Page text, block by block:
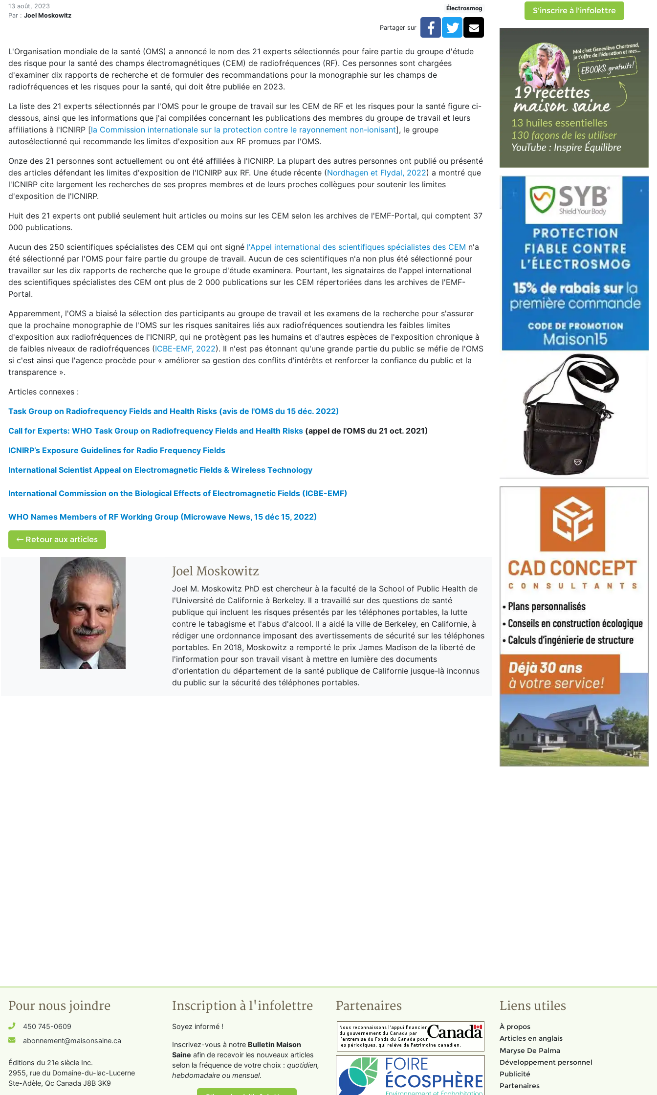
Accueil
Articles
L'OMS fait évaluer la dangerosité des ondes par les amis de l'industrie
13 août, 2023
Par : Joel Moskowitz
Électrosmog
Partager sur Facebook
TwitterCourriel
L'Organisation mondiale de la santé (OMS) a annoncé le nom des 21 experts sélectionnés pour faire partie du groupe d'étude
des risque pour la santé des champs électromagnétiques (CEM) de radiofréquences (RF). Ces personnes sont chargées
d'examiner dix rapports de recherche et de formuler des recommandations pour la monographie sur les champs de
radiofréquences et les risques pour la santé, qui doit être publiée en 2023.
La liste des 21 experts sélectionnés par l'OMS pour le groupe de travail sur les CEM de RF et les risques pour la santé figure ci-
dessous, ainsi que les informations que j'ai compilées concernant les publications des membres du groupe de travail et leurs
affiliations à l'ICNIRP [la Commission internationale sur la protection contre le rayonnement non-ionisant], le groupe
autosélectionné qui recommande les limites d'exposition aux RF promues par l'OMS.
Onze des 21 personnes sont actuellement ou ont été affiliées à l'ICNIRP. La plupart des autres personnes ont publié ou présenté
des articles défendant les limites d'exposition de l'ICNIRP aux RF. Une étude récente (Nordhagen et Flydal, 2022) a montré que
l'ICNIRP cite largement les recherches de ses propres membres et de leurs proches collègues pour soutenir les limites
d'exposition de l'ICNIRP.
Huit des 21 experts ont publié seulement huit articles ou moins sur les CEM selon les archives de l'EMF-Portal, qui comptent 37
000 publications.
Aucun des 250 scientifiques spécialistes des CEM qui ont signé l'Appel international des scientifiques spécialistes des CEM n'a
été sélectionné par l'OMS pour faire partie du groupe de travail. Aucun de ces scientifiques n'a non plus été sélectionné pour
travailler sur les dix rapports de recherche que le groupe d'étude examinera. Pourtant, les signataires de l'appel international
des scientifiques spécialistes des CEM ont plus de 2 000 publications sur les CEM répertoriées dans les archives de l'EMF-
Portal.
Apparemment, l'OMS a biaisé la sélection des participants au groupe de travail et les examens de la recherche pour s'assurer
que la prochaine monographie de l'OMS sur les risques sanitaires liés aux radiofréquences soutiendra les faibles limites
d'exposition aux radiofréquences de l'ICNIRP, qui ne protègent pas les humains et d'autres espèces de l'exposition chronique à
de faibles niveaux de radiofréquences (ICBE-EMF, 2022). Il n'est pas étonnant qu'une grande partie du public se méfie de l'OMS
si c'est ainsi que l'agence procède pour « améliorer sa gestion des conflits d'intérêts et renforcer la confiance du public et la
transparence ».
Articles connexes :
Task Group on Radiofrequency Fields and Health Risks (avis de l'OMS du 15 déc. 2022)
Call for Experts: WHO Task Group on Radiofrequency Fields and Health Risks (appel de l'OMS du 21 oct. 2021)
ICNIRP’s Exposure Guidelines for Radio Frequency Fields
International Scientist Appeal on Electromagnetic Fields & Wireless Technology
International Commission on the Biological Effects of Electromagnetic Fields (ICBE-EMF)
WHO Names Members of RF Working Group (Microwave News, 15 déc 15, 2022)
Retour aux articles
Joel Moskowitz
Joel M. Moskowitz PhD est chercheur à la faculté de la School of Public Health de
l'Université de Californie à Berkeley. Il a travaillé sur des questions de santé
publique qui incluent les risques présentés par les téléphones portables, la lutte
contre le tabagisme et l'abus d'alcool. Il a aidé la ville de Berkeley, en Californie, à
rédiger une ordonnance imposant des avertissements de sécurité sur les téléphones
portables. En 2018, Moskowitz a remporté le prix James Madison de la liberté de
l'information pour son travail visant à mettre en lumière des documents
d'orientation du département de la santé publique de Californie jusque-là inconnus
du public sur la sécurité des téléphones portables.
S'inscrire à l'infolettre
Pour nous joindre
450 745-0609
abonnement@maisonsaine.ca
Éditions du 21e siècle Inc.
2955, rue du Domaine-du-lac-Lucerne
Ste-Adèle, Qc Canada J8B 3K9
Inscription à l'infolettre
Soyez informé !
Inscrivez-vous à notre Bulletin Maison
Saine afin de recevoir les nouveaux articles
selon la fréquence de votre choix : quotidien,
hebdomadaire ou mensuel.
Partenaires Liens utiles
À propos
Articles en anglais
Maryse De Palma
Développement personnel
Publicité
Partenaires